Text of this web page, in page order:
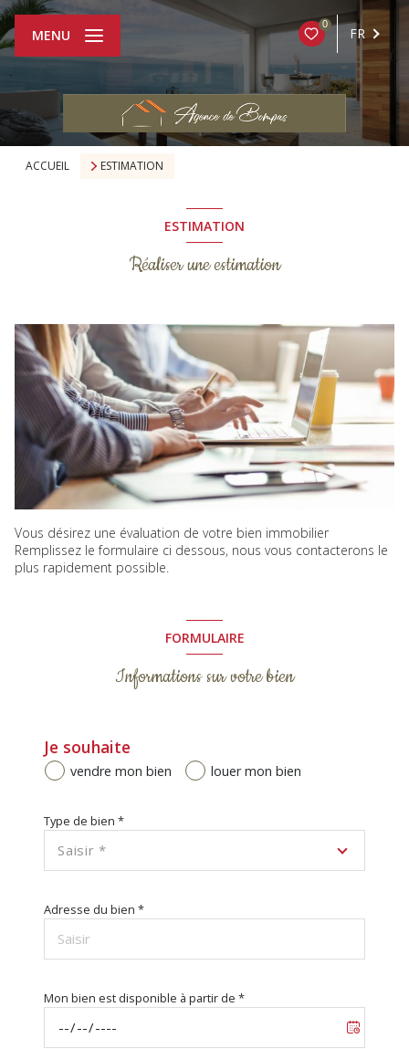
0
FR
MENU
ACCUEIL ESTIMATION
ESTIMATION
Réaliser une estimation
Vous désirez une évaluation de votre bien immobilier
Remplissez le formulaire ci dessous, nous vous contacterons le
plus rapidement possible.
FORMULAIRE
Informations sur votre bien
Je souhaite
vendre mon bien louer mon bien
Type de bien *
Saisir *
Adresse du bien *
Mon bien est disponible à partir de *